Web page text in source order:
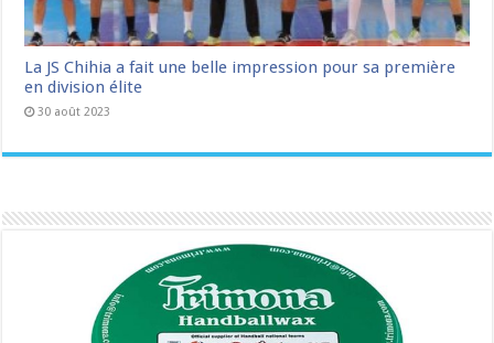
La JS Chihia a fait une belle impression pour sa première
en division élite
30 août 2023